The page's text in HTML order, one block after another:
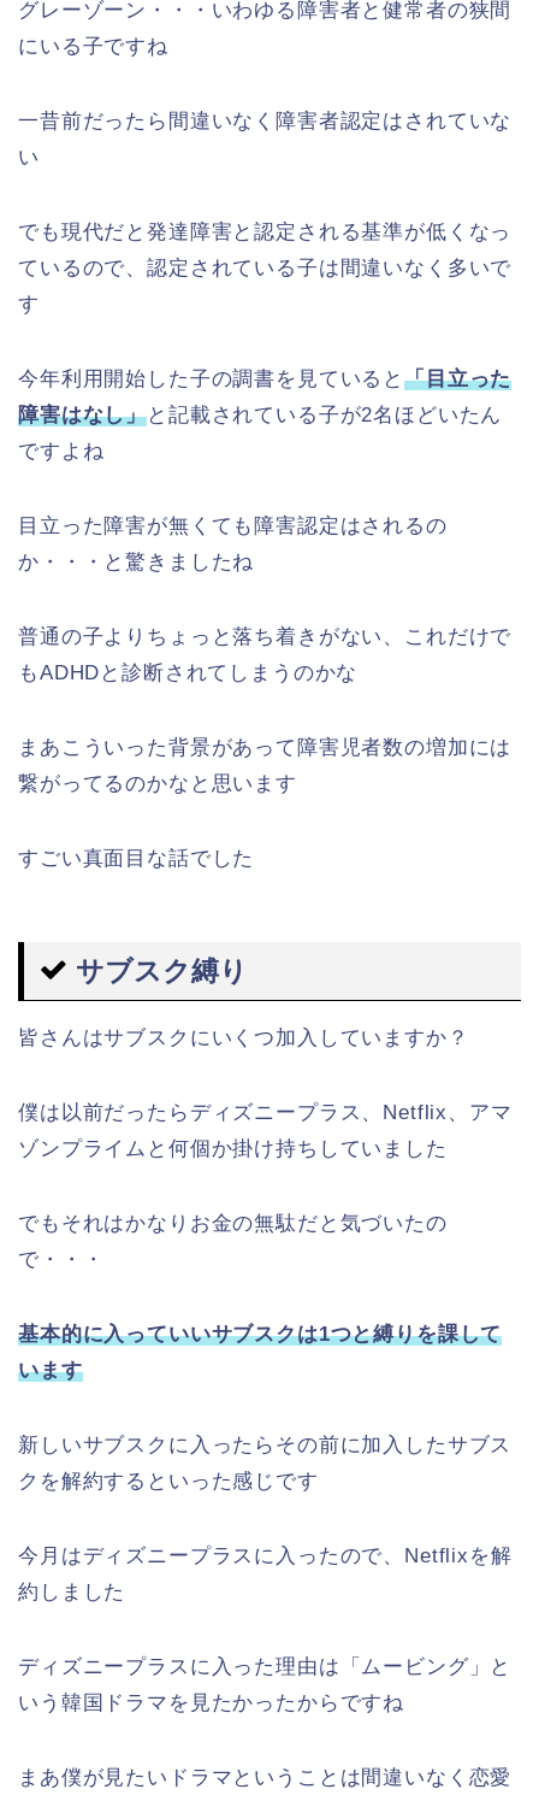
グレーゾーン・・・いわゆる障害者と健常者の狭間
にいる子ですね
一昔前だったら間違いなく障害者認定はされていな
い
でも現代だと発達障害と認定される基準が低くなっ
ているので、認定されている子は間違いなく多いで
す
今年利用開始した子の調書を見ていると「目立った
障害はなし」と記載されている子が2名ほどいたん
ですよね
目立った障害が無くても障害認定はされるの
か・・・と驚きましたね
普通の子よりちょっと落ち着きがない、これだけで
もADHDと診断されてしまうのかな
まあこういった背景があって障害児者数の増加には
繋がってるのかなと思います
すごい真面目な話でした
サブスク縛り
皆さんはサブスクにいくつ加入していますか？
僕は以前だったらディズニープラス、Netflix、アマ
ゾンプライムと何個か掛け持ちしていました
でもそれはかなりお金の無駄だと気づいたの
で・・・
基本的に入っていいサブスクは1つと縛りを課して
います
新しいサブスクに入ったらその前に加入したサブス
クを解約するといった感じです
今月はディズニープラスに入ったので、Netflixを解
約しました
ディズニープラスに入った理由は「ムービング」と
いう韓国ドラマを見たかったからですね
まあ僕が見たいドラマということは間違いなく恋愛